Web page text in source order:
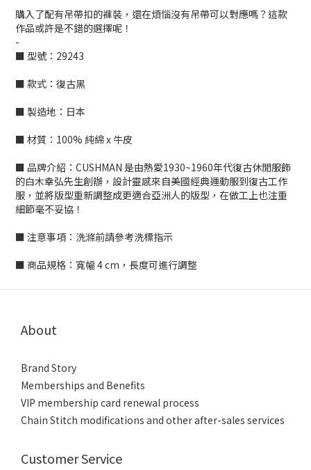
購入了配有吊帶扣的褲裝，還在煩惱沒有吊帶可以對應嗎？這款
作品或許是不錯的選擇呢！
-
■ 型號：29243
■ 款式：復古黑
■ 製造地：日本
■ 材質：100% 純綿 x 牛皮
■ 品牌介紹：CUSHMAN 是由熱愛1930~1960年代復古休閒服飾
的白木幸弘先生創辦，設計靈感來自美國經典運動服到復古工作
服，並將版型重新調整成更適合亞洲人的版型，在做工上也注重
細節毫不妥協！
■ 注意事項：洗滌前請參考洗標指示
■ 商品規格：寬幅 4 cm，長度可進行調整
About
Brand Story
Memberships and Benefits
VIP membership card renewal process
Chain Stitch modifications and other after-sales services
Customer Service